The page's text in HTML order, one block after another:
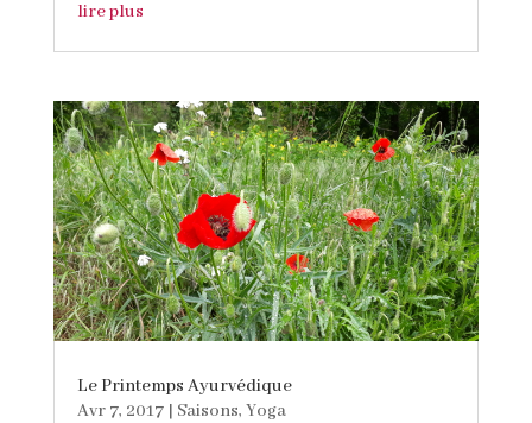
lire plus
Le Printemps Ayurvédique
Avr 7, 2017| Saisons, Yoga